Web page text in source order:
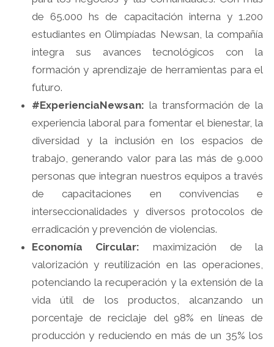
de 65.000 hs de capacitación interna y 1.200
estudiantes en Olimpíadas Newsan, la compañía
integra sus avances tecnológicos con la
formación y aprendizaje de herramientas para el
futuro.
#ExperienciaNewsan: la transformación de la
experiencia laboral para fomentar el bienestar, la
diversidad y la inclusión en los espacios de
trabajo, generando valor para las más de 9.000
personas que integran nuestros equipos a través
de capacitaciones en convivencias e
interseccionalidades y diversos protocolos de
erradicación y prevención de violencias.
Economía Circular: maximización de la
valorización y reutilización en las operaciones,
potenciando la recuperación y la extensión de la
vida útil de los productos, alcanzando un
porcentaje de reciclaje del 98% en líneas de
producción y reduciendo en más de un 35% los